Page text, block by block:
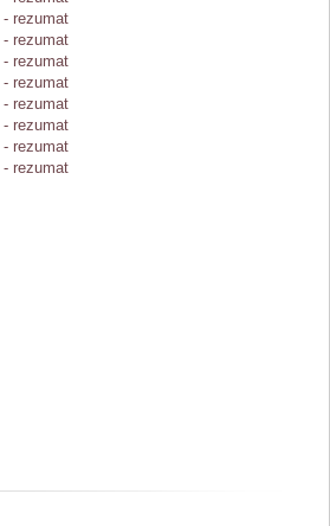
- rezumat
- rezumat
- rezumat
- rezumat
- rezumat
- rezumat
- rezumat
- rezumat